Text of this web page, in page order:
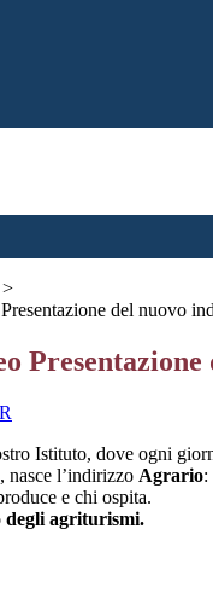
>
del nuovo
Istituto, dove ogni
nasce l’indirizzo Agrario:
e chi ospita.
degli agriturismi.